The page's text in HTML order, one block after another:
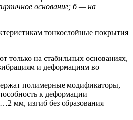
основание; б — на
тонкослойные покрытия
только на стабильных основаниях,
и деформациям во
полимерные модификаторы,
к деформации
мм, изгиб без образования